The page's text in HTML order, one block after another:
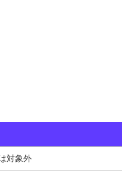
対象外